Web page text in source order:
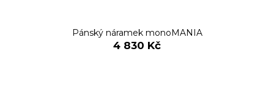
Pánský náramek monoMANIA
4 830 Kč